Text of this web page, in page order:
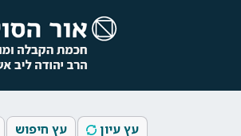
עץ עיון עץ חיפוש